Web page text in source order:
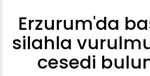
Erzurum'da
silahla
cesedi